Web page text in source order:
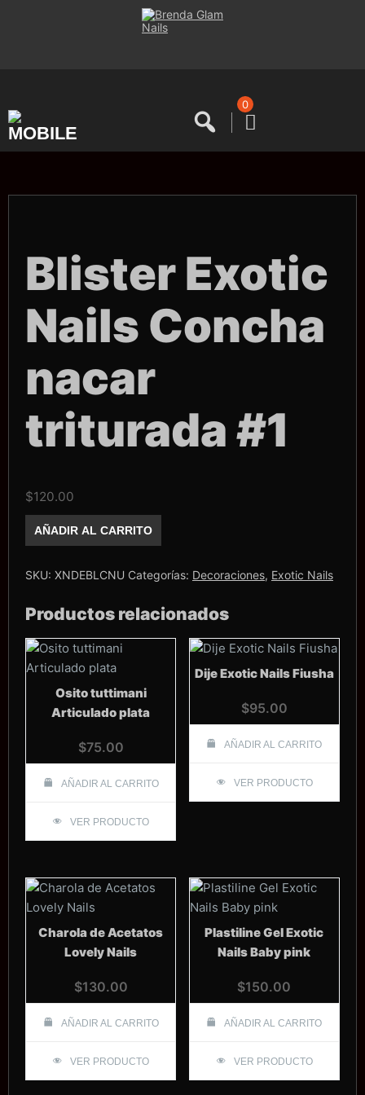
0
Blister Exotic
Nails Concha
nacar
triturada #1
$120.00
Exotic
Nails
nacar
cantidad
AÑADIR AL CARRITO
SKU: XNDEBLCNU Categorías: Decoraciones, Exotic Nails
Productos relacionados
Osito tuttimani
Articulado plata
$75.00
AÑADIR AL CARRITO
VER PRODUCTO
Dije Exotic Nails Fiusha
$95.00
AÑADIR AL CARRITO
VER PRODUCTO
Charola de Acetatos
Lovely Nails
$130.00
AÑADIR AL CARRITO
VER PRODUCTO
Plastiline Gel Exotic
Nails Baby pink
$150.00
AÑADIR AL CARRITO
VER PRODUCTO